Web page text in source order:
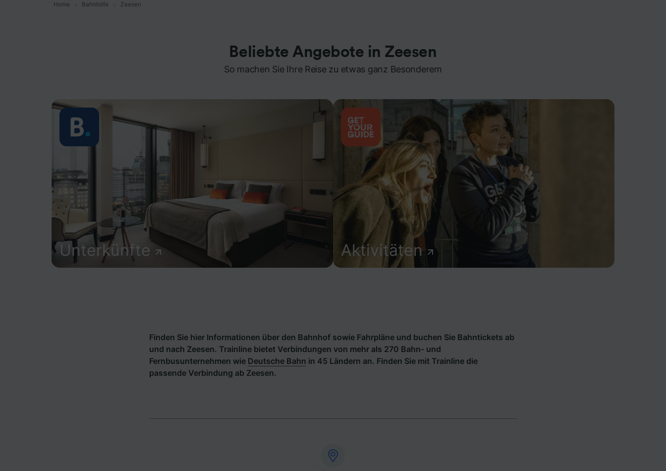
Home Bahnhöfe Zeesen
Beliebte Angebote in Zeesen
So machen Sie Ihre Reise zu etwas ganz Besonderem
Unterkünfte Aktivitäten
Finden Sie hier Informationen über den Bahnhof sowie Fahrpläne und buchen Sie Bahntickets ab
und nach Zeesen. Trainline bietet Verbindungen von mehr als 270 Bahn- und
Fernbusunternehmen wie Deutsche Bahn in 45 Ländern an. Finden Sie mit Trainline die
passende Verbindung ab Zeesen.